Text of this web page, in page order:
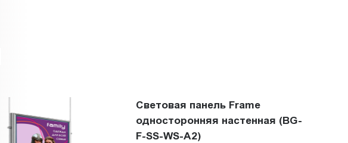
Световая панель Frame
односторонняя настенная (BG-
F-SS-WS-A2)